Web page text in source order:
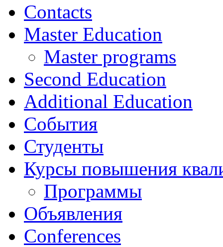
Contacts
Master Education
Master programs
Second Education
Additional Education
События
Студенты
Курсы повышения
Программы
Объявления
Conferences